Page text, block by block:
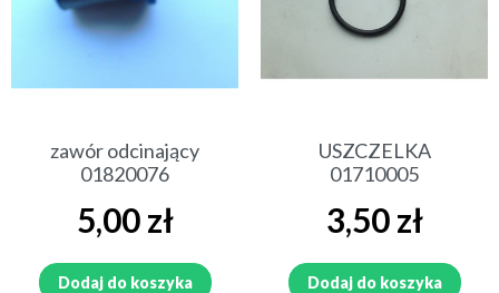
zawór odcinający
01820076
Cena
5,00 zł
Dodaj do koszyka
USZCZELKA
01710005
Cena
3,50 zł
Dodaj do koszyka